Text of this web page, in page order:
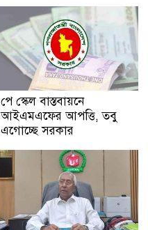
পে স্কেল বাস্তবায়নে
আইএমএফের আপত্তি, তবু
এগোচ্ছে সরকার